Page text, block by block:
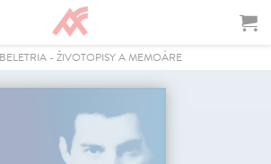
BELETRIA - ŽIVOTOPISY A MEMOÁRE